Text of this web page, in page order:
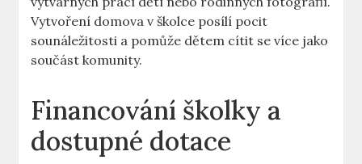
Vytvoření domova v školce posílí pocit
sounáležitosti a pomůže dětem cítit se více jako
součást komunity.
Financování školky a
dostupné dotace